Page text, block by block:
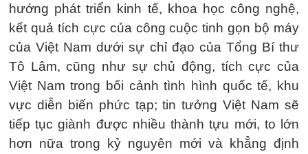
hướng phát triển kinh tế, khoa học công nghệ,
kết quả tích cực của công cuộc tinh gọn bộ máy
của Việt Nam dưới sự chỉ đạo của Tổng Bí thư
Tô Lâm, cũng như sự chủ động, tích cực của
Việt Nam trong bối cảnh tình hình quốc tế, khu
vực diễn biến phức tạp; tin tưởng Việt Nam sẽ
tiếp tục giành được nhiều thành tựu mới, to lớn
hơn nữa trong kỷ nguyên mới và khẳng định